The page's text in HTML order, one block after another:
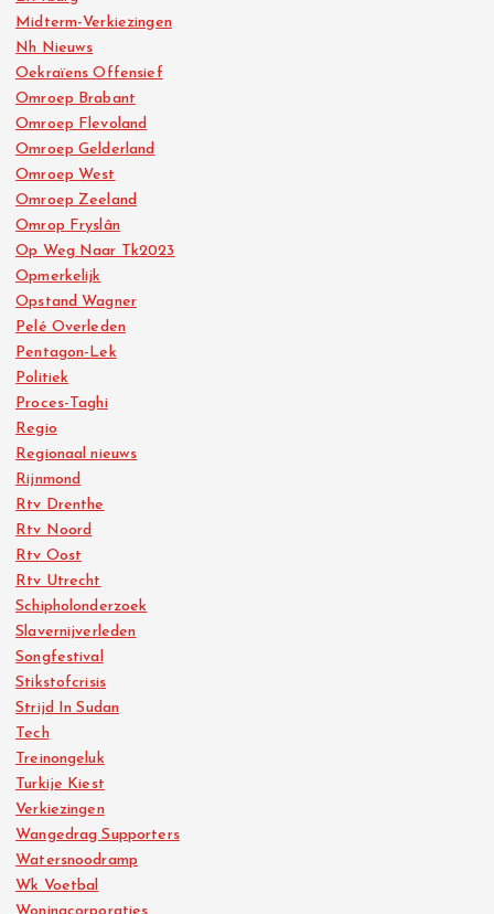
Midterm-Verkiezingen
Nh Nieuws
Oekraïens Offensief
Omroep Brabant
Omroep Flevoland
Omroep Gelderland
Omroep West
Omroep Zeeland
Omrop Fryslân
Op Weg Naar Tk2023
Opmerkelijk
Opstand Wagner
Pelé Overleden
Pentagon-Lek
Politiek
Proces-Taghi
Regio
Regionaal nieuws
Rijnmond
Rtv Drenthe
Rtv Noord
Rtv Oost
Rtv Utrecht
Schipholonderzoek
Slavernijverleden
Songfestival
Stikstofcrisis
Strijd In Sudan
Tech
Treinongeluk
Turkije Kiest
Verkiezingen
Wangedrag Supporters
Watersnoodramp
Wk Voetbal